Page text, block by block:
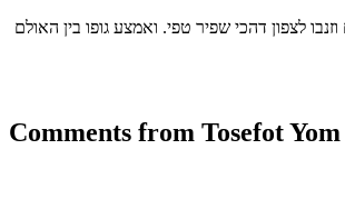
לצפון דהכי שפיר טפי. ואמצע גופו בין האולם
Comments from Tosefot